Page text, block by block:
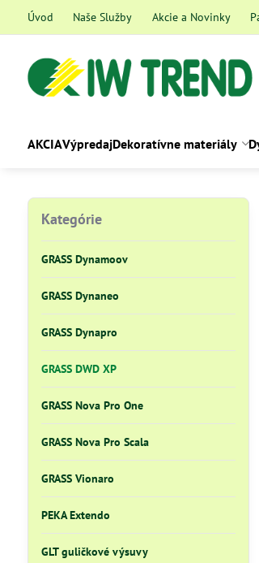
Úvod Naše Služby Akcie a Novinky
AKCIAVýpredajDekoratívne materiály
Kategórie
GRASS Dynamoov
GRASS Dynaneo
GRASS Dynapro
GRASS DWD XP
GRASS Nova Pro One
GRASS Nova Pro Scala
GRASS Vionaro
PEKA Extendo
GLT guličkové výsuvy